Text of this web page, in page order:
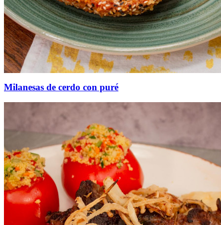
Milanesas de cerdo con puré